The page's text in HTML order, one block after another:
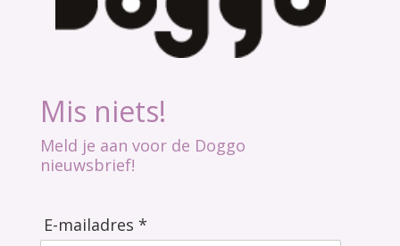
Mis niets!
Meld je aan voor de Doggo
nieuwsbrief!
E-mailadres *